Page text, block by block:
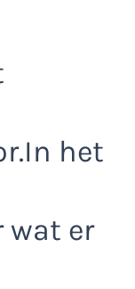
het
wat er